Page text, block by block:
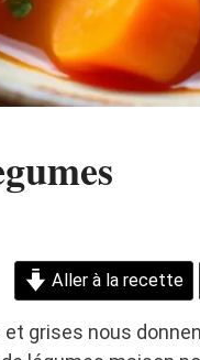
Aller à la recette
grises nous